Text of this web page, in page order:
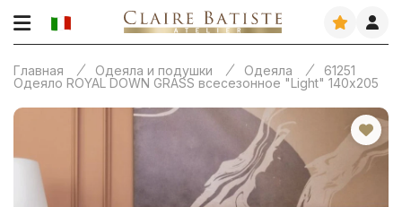
Главная Одеяла и подушки Одеяла
61251
Одеяло ROYAL DOWN GRASS всесезонное "Light" 140х205